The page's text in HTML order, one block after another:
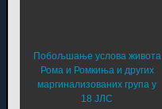
Побољшање услова живота
Рома и Ромкиња и других
маргинализованих група у
18 ЈЛС